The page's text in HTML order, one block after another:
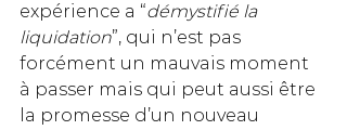
expérience a “démystifié la
liquidation”, qui n’est pas
forcément un mauvais moment
à passer mais qui peut aussi être
la promesse d’un nouveau